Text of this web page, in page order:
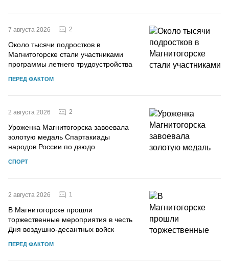
7 августа 2026 2
Около тысячи подростков в
Магнитогорске стали участниками
программы летнего трудоустройства
ПЕРЕД ФАКТОМ
2 августа 2026 2
Уроженка Магнитогорска завоевала
золотую медаль Спартакиады
народов России по дзюдо
СПОРТ
2 августа 2026 1
В Магнитогорске прошли
торжественные мероприятия в честь
Дня воздушно-десантных войск
ПЕРЕД ФАКТОМ